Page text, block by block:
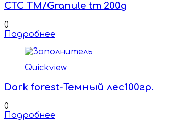
CTC TM/Granule tm 200g
0
Подробнее
Quickview
Dark forest-Темный лес100гр.
0
Подробнее